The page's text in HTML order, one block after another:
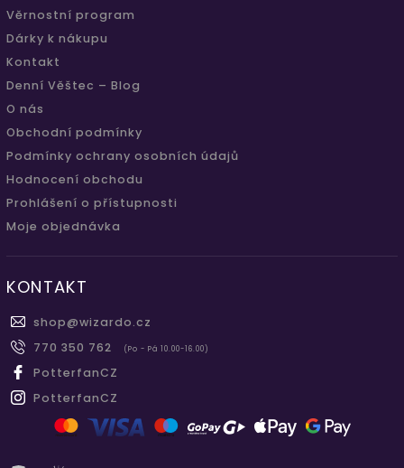
Věrnostní program
Dárky k nákupu
Kontakt
Denní Věštec – Blog
O nás
Obchodní podmínky
Podmínky ochrany osobních údajů
Hodnocení obchodu
Prohlášení o přístupnosti
Moje objednávka
KONTAKT
shop@wizardo.cz
770 350 762
(Po - Pá 10.00-16.00)
PotterfanCZ
PotterfanCZ